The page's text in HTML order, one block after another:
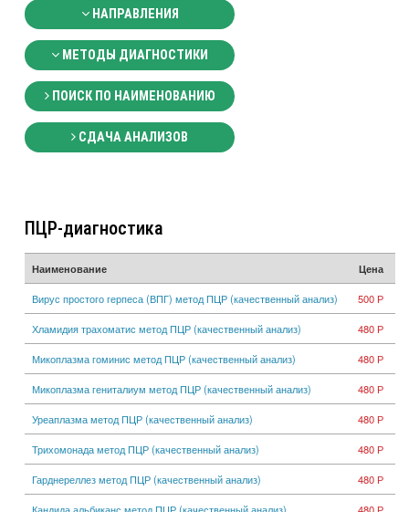
НАПРАВЛЕНИЯ
МЕТОДЫ ДИАГНОСТИКИ
ПОИСК ПО НАИМЕНОВАНИЮ
СДАЧА АНАЛИЗОВ
ПЦР-диагностика
Наименование Цена
Вирус простого герпеса (ВПГ) метод ПЦР (качественный анализ) 500 Р
Хламидия трахоматис метод ПЦР (качественный анализ) 480 Р
Микоплазма гоминис метод ПЦР (качественный анализ) 480 Р
Микоплазма гениталиум метод ПЦР (качественный анализ) 480 Р
Уреаплазма метод ПЦР (качественный анализ) 480 Р
Трихомонада метод ПЦР (качественный анализ) 480 Р
Гарднереллез метод ПЦР (качественный анализ) 480 Р